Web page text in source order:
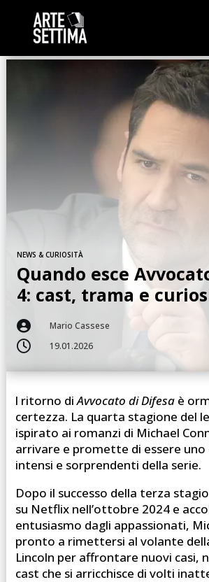
NEWS & CURIOSITÀ
Quando esce
4: cast, trama e
 Mario Cassese
 19.01.2026
l ritorno diAvvocato di Difesa è
certezza. La quarta stagione del
ispirato ai romanzi di Michael
arrivare e promette di essere uno
intensi e sorprendenti della serie.
Dopo il successo della terza
su Netflix nell’ottobre 2024 e
entusiasmo dagli appassionati,
pronto a rimettersi al volante
Lincoln per affrontare nuovi casi,
cast che si arricchisce di volti